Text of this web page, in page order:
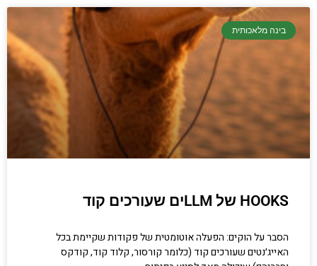
בינה מלאכותית
HOOKS של LLMים שעורכים קוד
הסבר על הוקים: הפעלה אוטומטית של פקודות שקיימת בכל
האייג׳נטים שעורכים קוד (כלומר קורסור, קלוד קוד, קודקס